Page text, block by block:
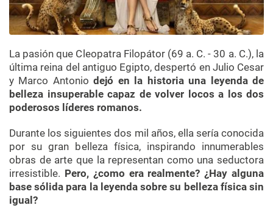
La pasión que Cleopatra Filopátor (69 a. C. - 30 a. C.), la
última reina del antiguo Egipto, despertó en Julio Cesar
y Marco Antoniodejó en la historia una leyenda de
belleza insuperable capaz de volver locos a los dos
poderosos líderes romanos.
Durante los siguientes dos mil años, ella sería conocida
por su gran belleza física, inspirando innumerables
obras de arte que la representan como una seductora
irresistible. Pero, ¿como era realmente? ¿Hay alguna
base sólida para la leyenda sobre su belleza física sin
igual?